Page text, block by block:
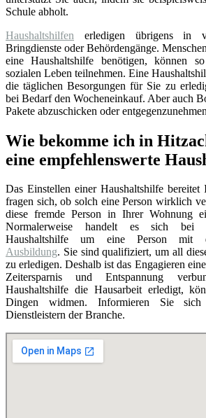
Schule abholt.
Haushaltshilfen erledigen übrigens in
Bringdienste oder Behördengänge.
eine Haushaltshilfe benötigen, können
sozialen Leben teilnehmen. Eine
die täglichen Besorgungen für Sie zu
bei Bedarf den Wocheneinkauf. Aber auch
Pakete abzuschicken oder
Wie bekomme ich in
eine empfehlenswerte
Das Einstellen einer Haushaltshilfe bereitet
fragen sich, ob solch eine Person wirklich
diese fremde Person in Ihrer Wohnung
Normalerweise handelt es sich bei
Haushaltshilfe um eine Person mit
Ausbildung. Sie sind qualifiziert, um all
zu erledigen. Deshalb ist das Engagieren
Zeitersparnis und Entspannung
Haushaltshilfe die Hausarbeit erledigt,
Dingen widmen. Informieren Sie
Dienstleistern der Branche.